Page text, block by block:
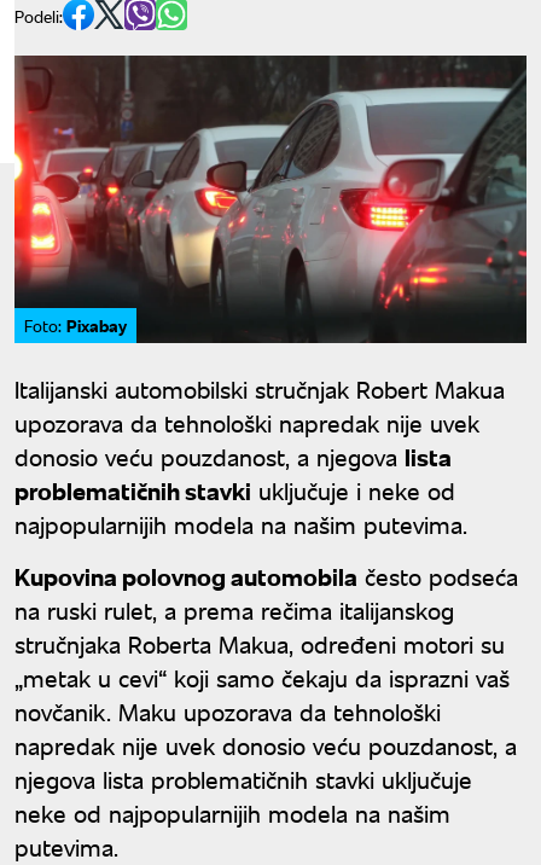
Podeli:
Foto: Pixabay
Italijanski automobilski stručnjak Robert Makua
upozorava da tehnološki napredak nije uvek
donosio veću pouzdanost, a njegova lista
problematičnih stavki uključuje i neke od
najpopularnijih modela na našim putevima.
Kupovina polovnog automobila često podseća
na ruski rulet, a prema rečima italijanskog
stručnjaka Roberta Makua, određeni motori su
„metak u cevi“ koji samo čekaju da isprazni vaš
novčanik. Maku upozorava da tehnološki
napredak nije uvek donosio veću pouzdanost, a
njegova lista problematičnih stavki uključuje
neke od najpopularnijih modela na našim
putevima.